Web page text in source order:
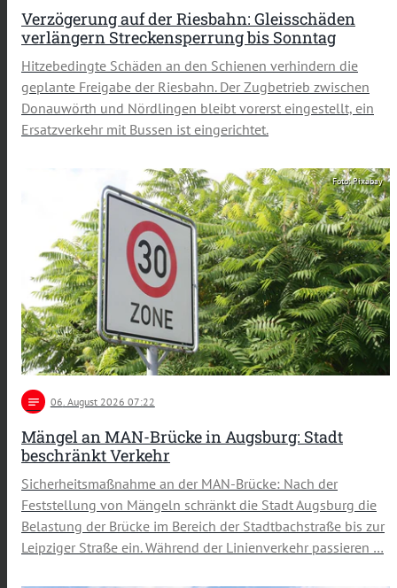
Verzögerung auf der Riesbahn: Gleisschäden
verlängern Streckensperrung bis Sonntag
Hitzebedingte Schäden an den Schienen verhindern die
geplante Freigabe der Riesbahn. Der Zugbetrieb zwischen
Donauwörth und Nördlingen bleibt vorerst eingestellt, ein
Ersatzverkehr mit Bussen ist eingerichtet.
Foto: Pixabay
notes 06 . August 2026 07:22
Mängel an MAN-Brücke in Augsburg: Stadt
beschränkt Verkehr
Sicherheitsmaßnahme an der MAN-Brücke: Nach der
Feststellung von Mängeln schränkt die Stadt Augsburg die
Belastung der Brücke im Bereich der Stadtbachstraße bis zur
Leipziger Straße ein. Während der Linienverkehr passieren …